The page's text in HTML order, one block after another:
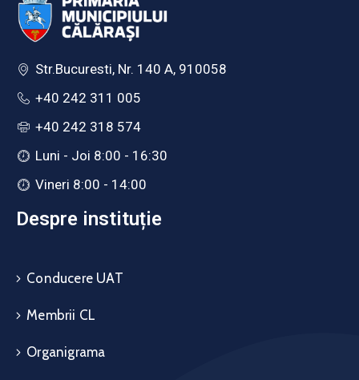
Str.Bucuresti, Nr. 140 A, 910058
+40 242 311 005
+40 242 318 574
Luni - Joi 8:00 - 16:30
Vineri 8:00 - 14:00
Despre instituție
Conducere UAT
Membrii CL
Organigrama